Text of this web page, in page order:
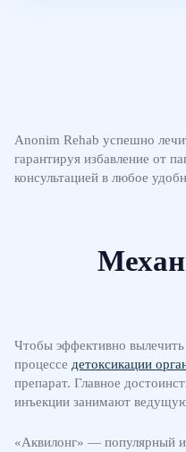
Anonim Rehab успешно
гарантируя избавление от
консультацией в любое
Чтобы эффективно вылечить
процессе детоксикации
препарат. Главное
инъекции занимают
«Аквилонг» — популярный